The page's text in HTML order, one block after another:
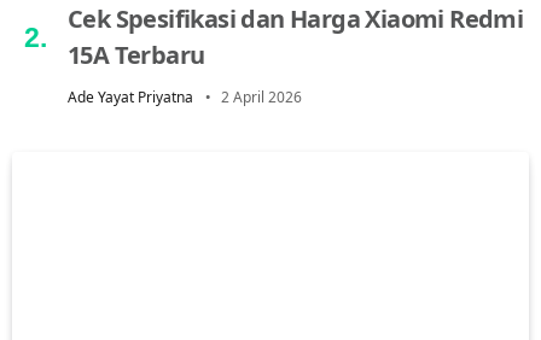
Cek Spesifikasi dan Harga Xiaomi Redmi
15A Terbaru
Ade Yayat Priyatna 2 April 2026